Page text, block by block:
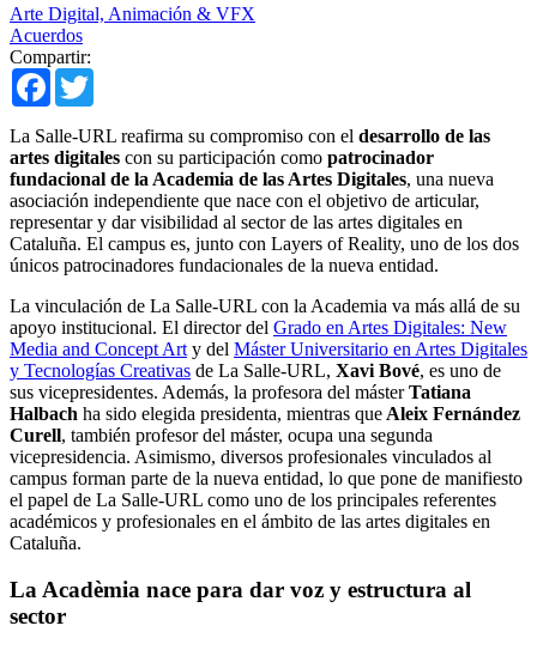
Arte Digital, Animación & VFX
Acuerdos
Compartir:
Facebook
La Salle-URL reafirma su compromiso con el desarrollo de las
artes digitales con su participación como patrocinador
fundacional de la Academia de las Artes Digitales, una nueva
asociación independiente que nace con el objetivo de articular,
representar y dar visibilidad al sector de las artes digitales en
Cataluña. El campus es, junto con Layers of Reality, uno de los dos
únicos patrocinadores fundacionales de la nueva entidad.
La vinculación de La Salle-URL con la Academia va más allá de su
apoyo institucional. El director del Grado en Artes Digitales: New
Media and Concept Art y del Máster Universitario en Artes Digitales
y Tecnologías Creativas de La Salle-URL, Xavi Bové, es uno de
sus vicepresidentes. Además, la profesora del másterTatiana
Halbach ha sido elegida presidenta, mientras que Aleix Fernández
Curell, también profesor del máster, ocupa una segunda
vicepresidencia. Asimismo, diversos profesionales vinculados al
campus forman parte de la nueva entidad, lo que pone de manifiesto
el papel de La Salle-URL como uno de los principales referentes
académicos y profesionales en el ámbito de las artes digitales en
Cataluña.
La Acadèmia nace para dar voz y estructura al
sector